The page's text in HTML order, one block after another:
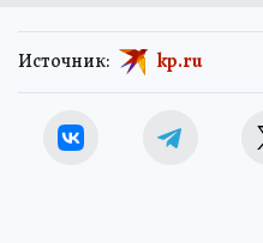
Источник: kp.ru